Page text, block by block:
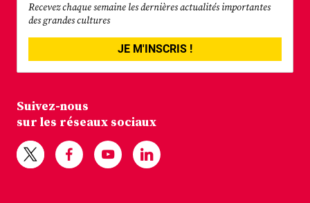
Recevez chaque semaine les dernières actualités importantes
des grandes cultures
JE M'INSCRIS !
Suivez-nous
sur les réseaux sociaux